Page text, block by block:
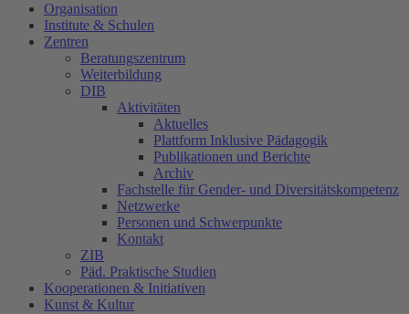
Organisation
Institute & Schulen
Zentren
Beratungszentrum
Weiterbildung
DIB
Aktivitäten
Aktuelles
Plattform Inklusive Pädagogik
Publikationen und Berichte
Archiv
Fachstelle für Gender- und Diversitätskompetenz
Netzwerke
Personen und Schwerpunkte
Kontakt
ZIB
Päd. Praktische Studien
Kooperationen & Initiativen
Kunst & Kultur